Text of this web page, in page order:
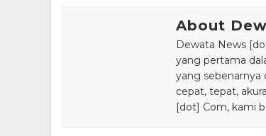
About
Dewata News
yang pertama
yang sebenarnya
cepat, tepat,
[dot] Com, kami